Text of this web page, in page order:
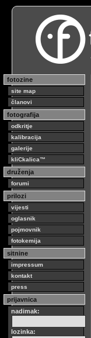
fotozine
site map
članovi
fotografija
odkritje
kalibracija
galerije
kliCkalica™
druženja
forumi
prilozi
vijesti
oglasnik
pojmovnik
fotokemija
sitnine
impressum
kontakt
press
prijavnica
nadimak:
lozinka: